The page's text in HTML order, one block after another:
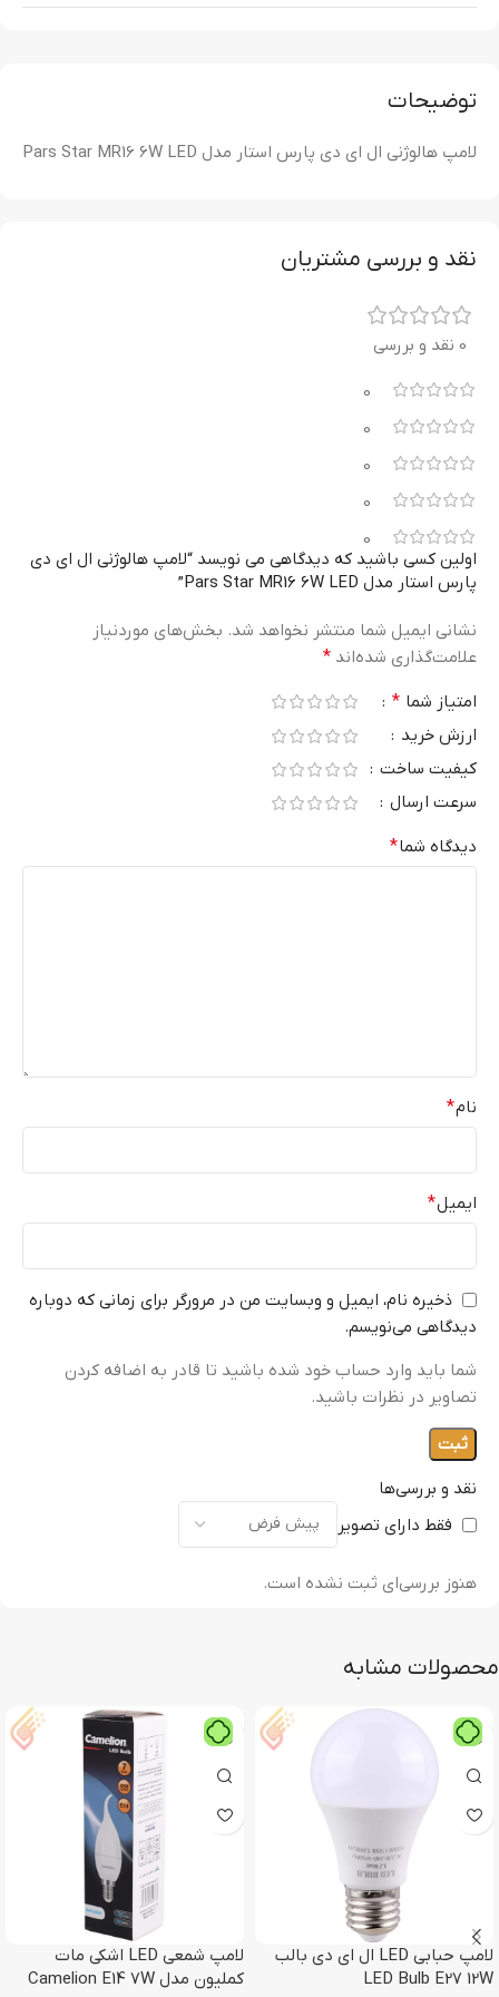
توضیحات
لامپ هالوژنی ال ای دی پارس استار مدل Pars Star MR16 6W LED
نقد و بررسی مشتریان
0 نقد و بررسی
0
0
0
0
0
نقد و بررسی‌ها
فقط دارای تصویر
هنوز بررسی‌ای ثبت نشده است.
اولین کسی باشید که دیدگاهی می نویسد “لامپ هالوژنی ال ای دی
پارس استار مدل Pars Star MR16 6W LED”
نشانی ایمیل شما منتشر نخواهد شد. بخش‌های موردنیاز
علامت‌گذاری شده‌اند *
امتیاز شما *
ارزش خرید
کیفیت ساخت
سرعت ارسال
دیدگاه شما*
نام*
ایمیل*
ذخیره نام، ایمیل و وبسایت من در مرورگر برای زمانی که دوباره
دیدگاهی می‌نویسم.
شما باید وارد حساب خود شده باشید تا قادر به اضافه کردن
تصاویر در نظرات باشید.
محصولات مشابه
لامپ حبابی LED ال ای دی بالب
LED Bulb E27 12W
لامپ شمعی LED اشکی مات
کملیون مدل Camelion E14 7W